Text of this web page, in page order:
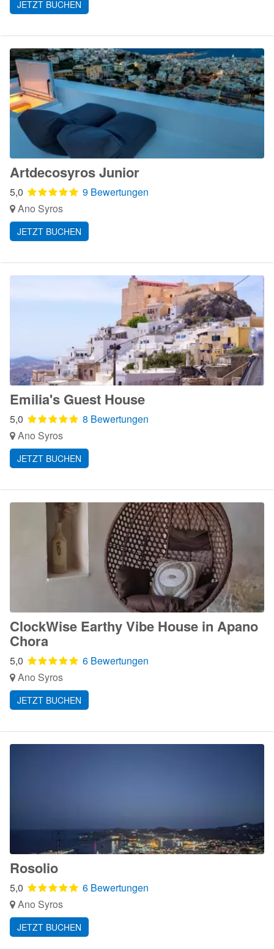
JETZT BUCHEN
Artdecosyros Junior
5,0
9 Bewertungen
Ano Syros
JETZT BUCHEN
Emilia's Guest House
5,0
8 Bewertungen
Ano Syros
JETZT BUCHEN
ClockWise Earthy Vibe House in Apano
Chora
5,0
6 Bewertungen
Ano Syros
JETZT BUCHEN
Rosolio
5,0
6 Bewertungen
Ano Syros
JETZT BUCHEN